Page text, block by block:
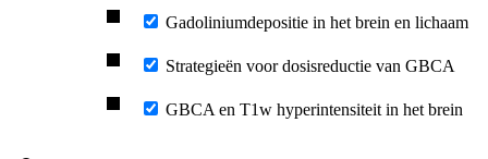
Gadoliniumdepositie in het brein en lichaam
Strategieën voor dosisreductie van GBCA
GBCA en T1w hyperintensiteit in het brein